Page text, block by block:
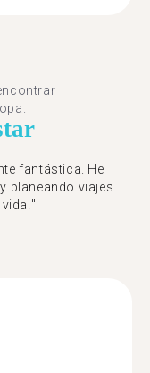
fantástica. He
planeando viajes